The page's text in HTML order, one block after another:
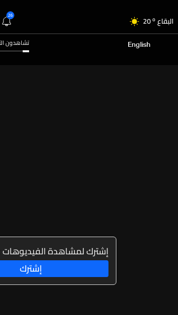
البقاع 20o
الجنوب 25o
25
26
English تشاهدون
إشترك لمشاهدة الفيديوهات
إشترك